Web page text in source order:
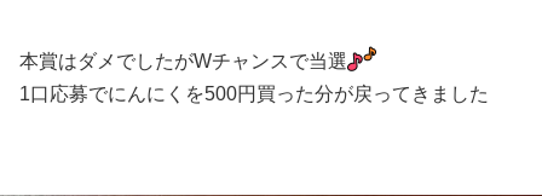
本賞はダメでしたがWチャンスで当選
1口応募でにんにくを500円買った分が戻ってきました